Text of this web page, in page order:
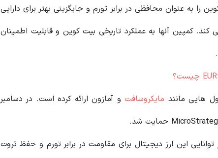
را به عنوان محافظی در برابر تورم و جایگزینی بهتر برای دارایی
کمپین آنها به عملکرد تاریخی بیت کوین و قابلیت اطمینان
هایی مانند مایکروسافتو آمازون ارائه کرده است. در دسامبر
این ارز دیجیتال برای مقاومت در برابر تورم و حفظ ثروت